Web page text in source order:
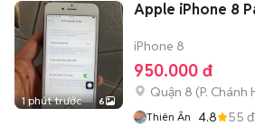
1 phút trước 6
Apple iPhone 8
iPhone 8
950.000 đ
Quận 8 (P. Chánh
Thiên Ân 4.8 55